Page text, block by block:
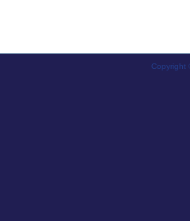
Copyright